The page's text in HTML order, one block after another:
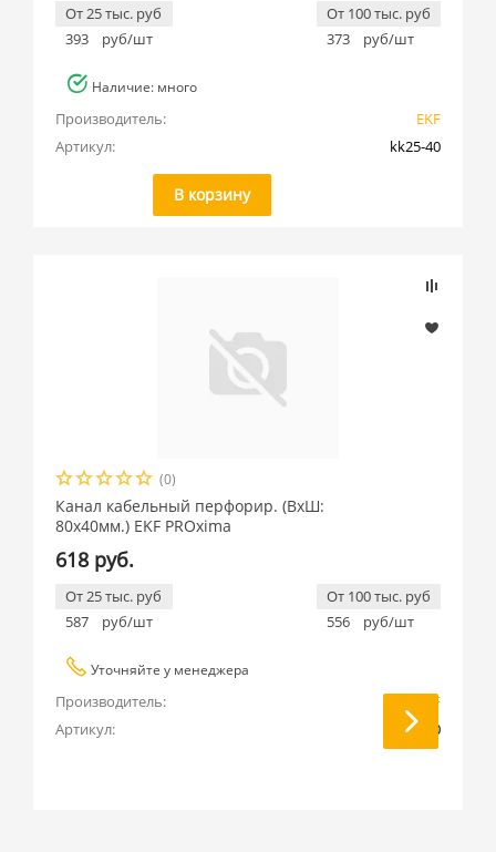
От 25 тыс. руб
393
руб/шт
От 100 тыс. руб
373
руб/шт
Наличие: много
Производитель:
EKF
Артикул:
kk25-40
В корзину
(0)
Канал кабельный перфорир. (ВхШ:
80х40мм.) EKF PROxima
618 руб.
От 25 тыс. руб
587
руб/шт
От 100 тыс. руб
556
руб/шт
Уточняйте у менеджера
Производитель:
EKF
Артикул:
кк80-40